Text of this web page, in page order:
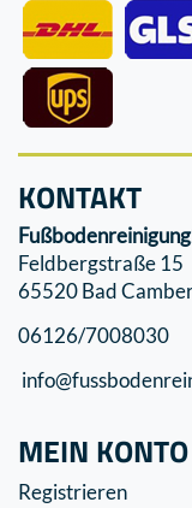
KONTAKT
Feldbergstraße 15
65520 Bad
06126/7008030
MEIN KONTO
Registrieren